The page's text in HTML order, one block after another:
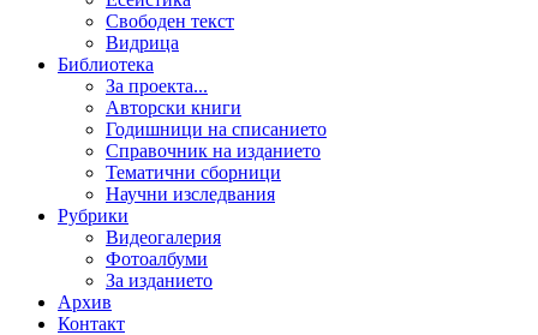
Свободен текст
Видрица
Библиотека
За проекта...
Авторски книги
Годишници на списанието
Справочник на изданието
Тематични сборници
Научни изследвания
Рубрики
Видеогалерия
Фотоалбуми
За изданието
Архив
Контакт